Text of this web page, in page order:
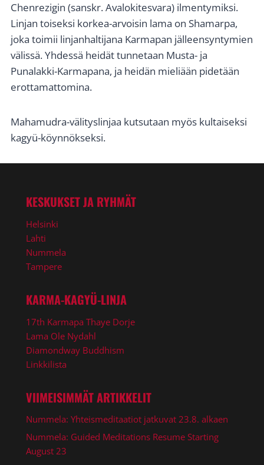
Chenrezigin (sanskr. Avalokitesvara) ilmentymiksi.
Linjan toiseksi korkea-arvoisin lama on Shamarpa,
joka toimii linjanhaltijana Karmapan jälleensyntymien
välissä. Yhdessä heidät tunnetaan Musta- ja
Punalakki-Karmapana, ja heidän mieliään pidetään
erottamattomina.
Mahamudra-välityslinjaa kutsutaan myös kultaiseksi
kagyü-köynnökseksi.
KESKUKSET JA RYHMÄT
Helsinki
Lahti
Nummela
Tampere
KARMA-KAGYÜ-LINJA
17th Karmapa Thaye Dorje
Lama Ole Nydahl
Diamondway Buddhism
Linkkilista
VIIMEISIMMÄT ARTIKKELIT
Nummela: Yhteismeditaatiot jatkuvat 23.8. alkaen
Nummela: Guided Meditations Resume Starting
August 23